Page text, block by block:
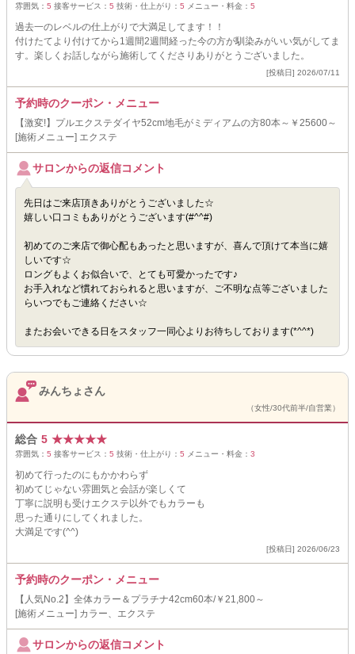
雰囲気： 5 接客サービス： 5 技術・仕上がり： 5 メニュー・料金： 5
過去一のレベルの仕上がりで大満足してます！！
付けたてより付けてから1週間2週間経った今の方が馴染みがいい気がしてま
す。楽しくお話しながら施術してくださりありがとうございました。
[投稿日] 2026/07/11
予約時のクーポン・メニュー
【激変!】プルエクステダイヤ52cm地毛がミディアムの方80本～￥25600～
[施術メニュー] エクステ
サロンからの返信コメント
先日はご来店頂きありがとうございました☆
嬉しい口コミもありがとうございます(#^^#)
初めてのご来店で御心配もあったと思いますが、喜んで頂けて本当に嬉
しいです☆
ロングもよくお似合いで、とても可愛かったです♪
お手入れなど慣れておられると思いますが、ご不明な点等ございました
らいつでもご連絡ください☆
またお会いできる日をスタッフ一同心よりお待ちしております(*^^*)
みんちょさん
（女性/30代前半/自営業）
総合 5 ★★★★★
雰囲気： 5 接客サービス： 5 技術・仕上がり： 5 メニュー・料金： 3
初めて行ったのにもかかわらず
初めてじゃない雰囲気と会話が楽しくて
丁寧に説明も受けエクステ以外でもカラーも
思った通りにしてくれました。
大満足です(^^)
[投稿日] 2026/06/23
予約時のクーポン・メニュー
【人気No.2】全体カラー＆プラチナ42cm60本/￥21,800～
[施術メニュー] カラー、エクステ
サロンからの返信コメント